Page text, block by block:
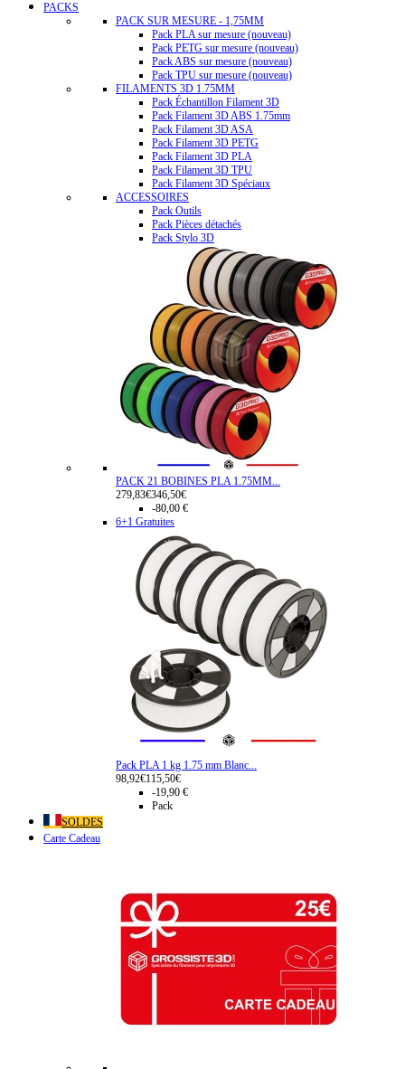
PACKS
PACK SUR MESURE - 1,75MM
Pack PLA sur mesure (nouveau)
Pack PETG sur mesure (nouveau)
Pack ABS sur mesure (nouveau)
Pack TPU sur mesure (nouveau)
FILAMENTS 3D 1.75MM
Pack Échantillon Filament 3D
Pack Filament 3D ABS 1.75mm
Pack Filament 3D ASA
Pack Filament 3D PETG
Pack Filament 3D PLA
Pack Filament 3D TPU
Pack Filament 3D Spéciaux
ACCESSOIRES
Pack Outils
Pack Pièces détachés
Pack Stylo 3D
PACK 21 BOBINES PLA 1.75MM...
279,83€346,50€
-80,00 €
6+1 Gratuites
Pack PLA 1 kg 1.75 mm Blanc...
98,92€115,50€
-19,90 €
Pack
SOLDES
Carte Cadeau